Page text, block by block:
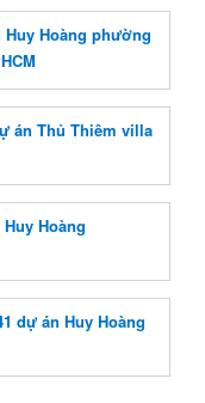
Hoàng phường
án Thủ Thiêm villa
Hoàng
dự án Huy Hoàng